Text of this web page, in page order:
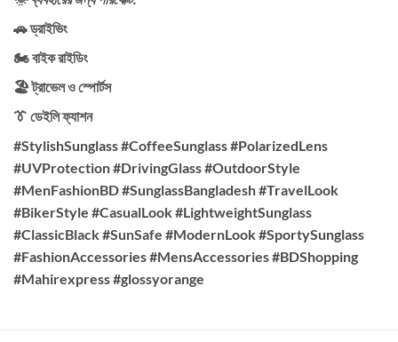
🚗 ড্রাইভিং
🏍️ বাইক রাইডিং
🏖️ ট্রাভেল ও স্পোর্টস
👔 ডেইলি ফ্যাশন
#StylishSunglass #CoffeeSunglass #PolarizedLens
#UVProtection #DrivingGlass #OutdoorStyle
#MenFashionBD #SunglassBangladesh #TravelLook
#BikerStyle #CasualLook #LightweightSunglass
#ClassicBlack #SunSafe #ModernLook #SportySunglass
#FashionAccessories #MensAccessories #BDShopping
#Mahirexpress #glossyorange